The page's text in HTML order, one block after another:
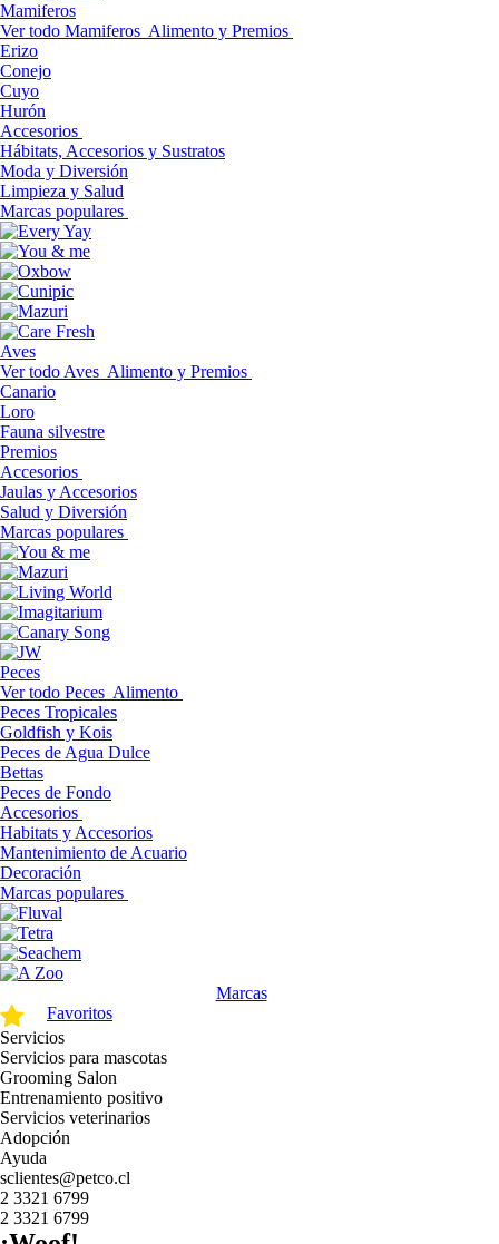
Mamiferos
Ver todo Mamiferos Alimento y Premios
Erizo
Conejo
Cuyo
Hurón
Accesorios
Hábitats, Accesorios y Sustratos
Moda y Diversión
Limpieza y Salud
Marcas populares
Aves
Ver todo Aves Alimento y Premios
Canario
Loro
Fauna silvestre
Premios
Accesorios
Jaulas y Accesorios
Salud y Diversión
Marcas populares
Peces
Ver todo Peces Alimento
Peces Tropicales
Goldfish y Kois
Peces de Agua Dulce
Bettas
Peces de Fondo
Accesorios
Habitats y Accesorios
Mantenimiento de Acuario
Decoración
Marcas populares
Marcas
Favoritos
Servicios
Servicios para mascotas
Grooming Salon
Entrenamiento positivo
Servicios veterinarios
Adopción
Ayuda
sclientes@petco.cl
2 3321 6799
2 3321 6799